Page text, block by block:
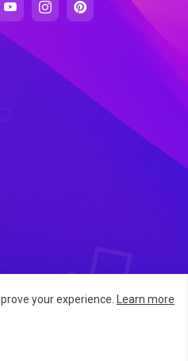
your experience. Learn more